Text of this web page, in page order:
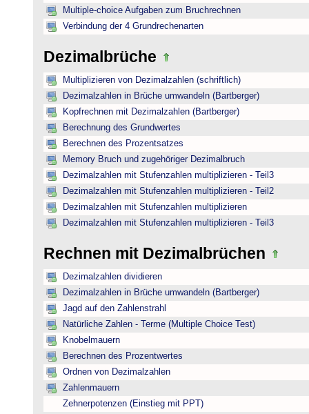
Multiple-choice Aufgaben zum Bruchrechnen
Verbindung der 4 Grundrechenarten
Dezimalbrüche
Multiplizieren von Dezimalzahlen (schriftlich)
Dezimalzahlen in Brüche umwandeln (Bartberger)
Kopfrechnen mit Dezimalzahlen (Bartberger)
Berechnung des Grundwertes
Berechnen des Prozentsatzes
Memory Bruch und zugehöriger Dezimalbruch
Dezimalzahlen mit Stufenzahlen multiplizieren - Teil3
Dezimalzahlen mit Stufenzahlen multiplizieren - Teil2
Dezimalzahlen mit Stufenzahlen multiplizieren
Dezimalzahlen mit Stufenzahlen multiplizieren - Teil3
Rechnen mit Dezimalbrüchen
Dezimalzahlen dividieren
Dezimalzahlen in Brüche umwandeln (Bartberger)
Jagd auf den Zahlenstrahl
Natürliche Zahlen - Terme (Multiple Choice Test)
Knobelmauern
Berechnen des Prozentwertes
Ordnen von Dezimalzahlen
Zahlenmauern
Zehnerpotenzen (Einstieg mit PPT)